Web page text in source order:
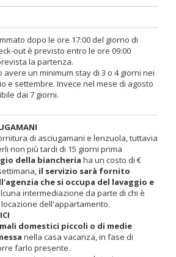
dopo le ore 17:00 del giorno di
out è previsto entro le ore 09:00
la partenza.
avere un minimum stay di 3 o 4 giorni nei
e settembre. Invece nel mese di agosto
dai 7 giorni.
di asciugamani e lenzuola, tuttavia
non più tardi di 15 giorni prima
della biancheria ha un costo di €
il servizio sarà fornito
che si occupa del lavaggio e
intermediazione da parte di chi è
dell'appartamento.
domestici piccoli o di medie
nella casa vacanza, in fase di
farlo presente.